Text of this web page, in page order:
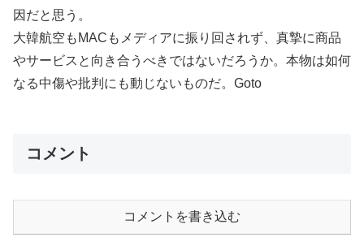
因だと思う。
大韓航空もMACもメディアに振り回されず、真摯に商品
やサービスと向き合うべきではないだろうか。本物は如何
なる中傷や批判にも動じないものだ。Goto
コメント
コメントを書き込む